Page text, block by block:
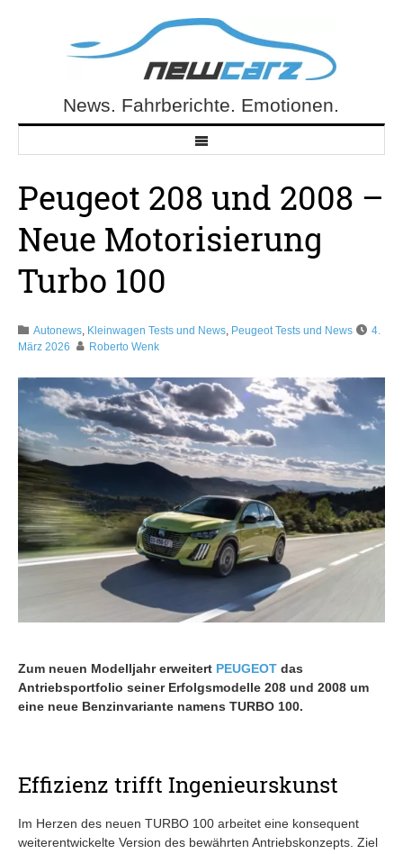
NewCarz.deNews. Fahrberichte. Emotionen.
Peugeot 208 und 2008 –
Neue Motorisierung
Turbo 100
Autonews, Kleinwagen Tests und News, Peugeot Tests und News
4.
März 2026
Roberto Wenk
Zum neuen Modelljahr erweitert PEUGEOT das
Antriebsportfolio seiner Erfolgsmodelle 208 und 2008 um
eine neue Benzinvariante namens TURBO 100.
Effizienz trifft Ingenieurskunst
Im Herzen des neuen TURBO 100 arbeitet eine konsequent
weiterentwickelte Version des bewährten Antriebskonzepts. Ziel